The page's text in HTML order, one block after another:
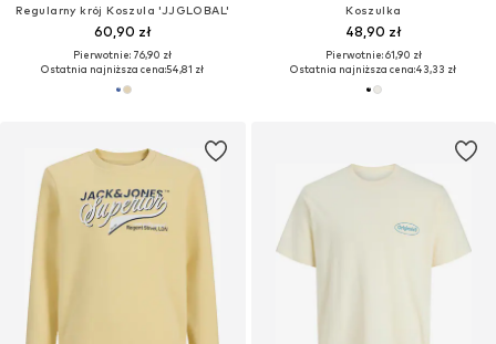
Regularny krój Koszula 'JJGLOBAL'
60,90 zł
Pierwotnie: 76,90 zł
Ostatnia najniższa cena:54,81 zł
Koszulka
48,90 zł
Pierwotnie: 61,90 zł
Ostatnia najniższa cena:43,33 zł